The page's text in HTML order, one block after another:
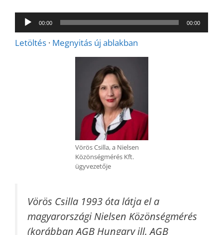
Audió
lejátszó
00:00 00:00
Letöltés · Megnyitás új ablakban
Vörös Csilla, a Nielsen
Közönségmérés Kft.
ügyvezetője
Vörös Csilla 1993 óta látja el a
magyarországi Nielsen Közönségmérés
(korábban AGB Hungary ill. AGB